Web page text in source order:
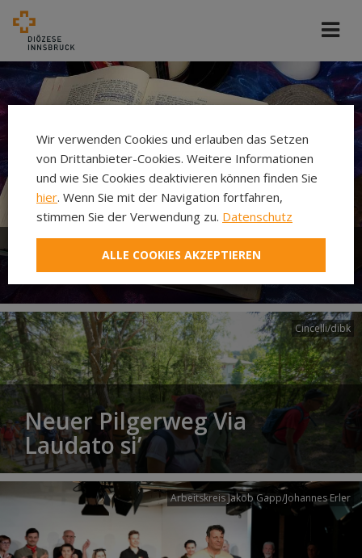
Bibel
Cincelli/dibk
Neuer Pilgerweg Via
Laudato si’
Arbeitskreis Jakob Gapp/Johannes Erler
Wir verwenden Cookies und erlauben das Setzen
von Drittanbieter-Cookies. Weitere Informationen
und wie Sie Cookies deaktivieren können finden Sie
hier. Wenn Sie mit der Navigation fortfahren,
stimmen Sie der Verwendung zu. Datenschutz
ALLE COOKIES AKZEPTIEREN